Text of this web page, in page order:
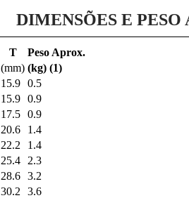
DIMENSÕES E
T
Peso Aprox.
(mm) (kg) (1)
15.9 0.5
15.9 0.9
17.5 0.9
20.6
1.4
22.2
1.4
25.4
2.3
28.6 3.2
30.2
3.6